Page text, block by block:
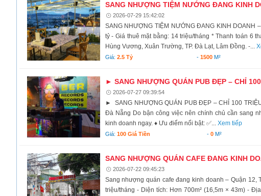
SANG NHƯỢNG TIỆM NƯỚNG ĐANG KINH
2026-07-29 15:42:02
SANG NHƯỢNG TIỆM NƯỚNG ĐANG KINH DOANH
tỷ - Giá thuê mặt bằng: 14 triệu/tháng * Thanh toán 6
Hùng Vương, Xuân Trường, TP. Đà Lạt, Lâm Đồng. -...
Giá: 2.5 Tỷ - 1500M²
► SANG NHƯỢNG QUÁN PUB ĐẸP – CHỈ
2026-07-27 09:39:54
► SANG NHƯỢNG QUÁN PUB ĐẸP – CHỈ 100
Đà Nẵng Do bận công việc nên chính chủ cần sang
kinh doanh ngay. ♦ Ưu điểm nổi bật: ✅... Xem tiếp
Giá: 100 Giá Tiền -0 M²
SANG NHƯỢNG QUÁN CAFE ĐANG KINH
2026-07-22 09:45:23
Sang nhượng quán cafe đang kinh doanh – Quận 12,
triệu/tháng - Diện tích: Hơn 700m² (16,5m × 43m) -